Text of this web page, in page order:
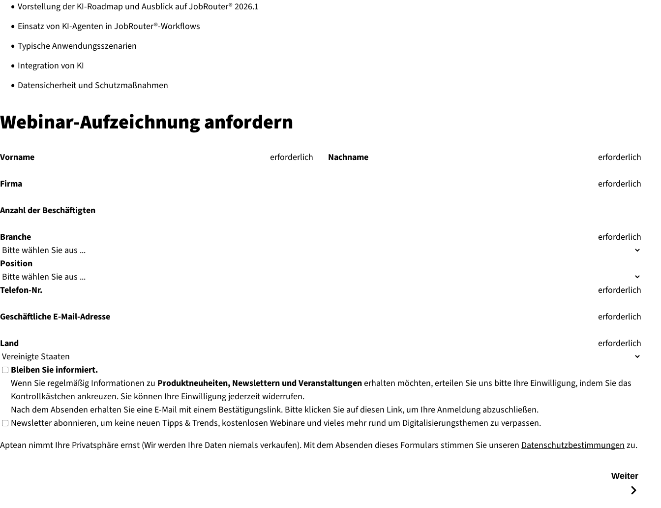
Vorstellung der KI-Roadmap und Ausblick auf JobRouter® 2026.1
Einsatz von KI-Agenten in JobRouter®-Workflows
Typische Anwendungsszenarien
Integration von KI
Datensicherheit und Schutzmaßnahmen
Webinar-Aufzeichnung anfordern
Vorname (
erforderlich Nachname (
erforderlich
Firma (
erforderlich
Anzahl der Beschäftigten
Branche (
erforderlich
Position
Telefon-Nr. (
erforderlich
Geschäftliche E-Mail-Adresse (
erforderlich
Land (
erforderlich
Bleiben Sie informiert.
Wenn Sie regelmäßig Informationen zu Produktneuheiten, Newslettern und Veranstaltungenerhalten möchten, erteilen Sie uns bitte Ihre Einwilligung, indem Sie das
Kontrollkästchen ankreuzen. Sie können Ihre Einwilligung jederzeit widerrufen.
Nach dem Absenden erhalten Sie eine E-Mail mit einem Bestätigungslink. Bitte klicken Sie auf diesen Link, um Ihre Anmeldung abzuschließen.
Newsletter abonnieren, um keine neuen Tipps & Trends, kostenlosen Webinare und vieles mehr rund um Digitalisierungsthemen zu verpassen.
Aptean nimmt Ihre Privatsphäre ernst (Wir werden Ihre Daten niemals verkaufen). Mit dem Absenden dieses Formulars stimmen Sie unseren Datenschutzbestimmungen zu.
Weiter